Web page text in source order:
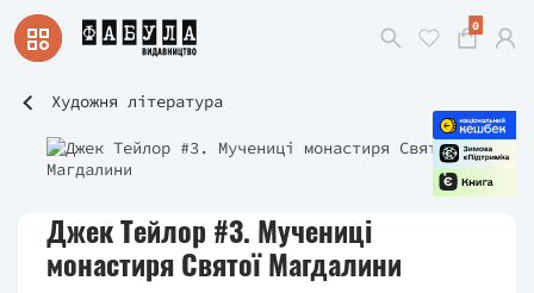
0
Художня література
Джек Тейлор #3. Мучениці
монастиря Святої Магдалини